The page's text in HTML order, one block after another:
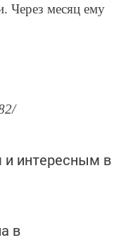
Через месяц ему
интересным в
в